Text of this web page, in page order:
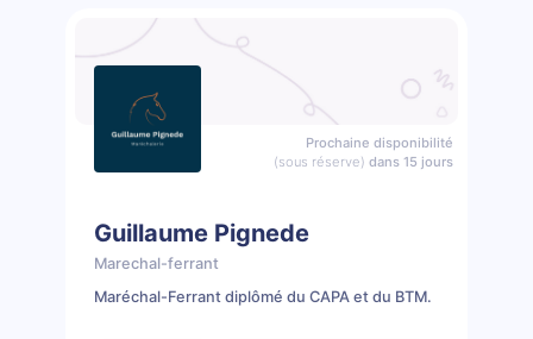
Prochaine disponibilité
(sous réserve) dans 15 jours
Guillaume Pignede
Marechal-ferrant
Maréchal-Ferrant diplômé du CAPA et du BTM.